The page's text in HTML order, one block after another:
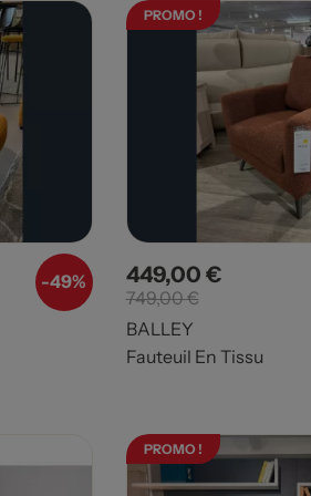
-49%
PROMO !
Prix
449,00 €Prix de base
749,00 €
BALLEY
Fauteuil En Tissu
PROMO !